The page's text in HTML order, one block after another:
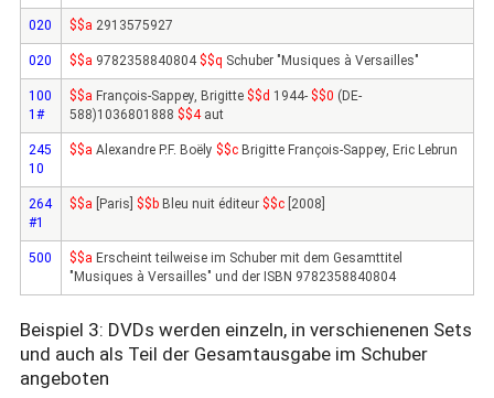
020 $$a 2913575927
020 $$a 9782358840804 $$q Schuber "Musiques à Versailles"
100
1#
$$a François-Sappey, Brigitte $$d 1944- $$0 (DE-
588)1036801888 $$4aut
245
10
$$a Alexandre P.F. Boëly $$c Brigitte François-Sappey, Eric Lebrun
264
#1
$$a [Paris] $$b Bleu nuit éditeur $$c [2008]
500 $$a Erscheint teilweise im Schuber mit dem Gesamttitel
"Musiques à Versailles" und der ISBN 9782358840804
Beispiel 3: DVDs werden einzeln, in verschienenen Sets
und auch als Teil der Gesamtausgabe im Schuber
angeboten